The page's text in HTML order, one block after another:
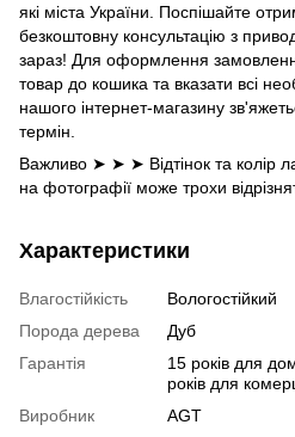
які міста України. Поспішайте
безкоштовну консультацію з
зараз! Для оформлення
товар до кошика та вказати всі
нашого інтернет-магазину
термін.
Важливо ➤ ➤ ➤ Відтінок та колір
на фотографії може трохи
Характеристики
Влагостійкість
Вологостійкий
Порода дерева
Дуб
Гарантія
15 років для
років для
Виробник
AGT